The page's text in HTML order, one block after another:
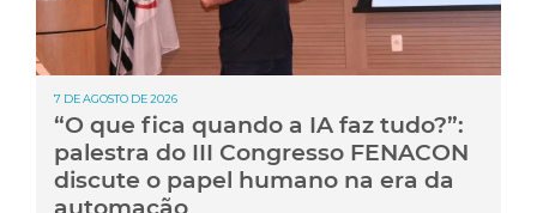
7 DE AGOSTO DE 2026
“O que fica quando a IA faz tudo?”:
palestra do III Congresso FENACON
discute o papel humano na era da